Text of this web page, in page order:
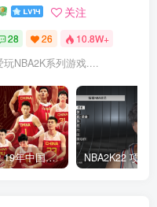
关注
28 26 10.8W+
NBA2K系列游戏....
NBA2K22 19年中国队面补合集